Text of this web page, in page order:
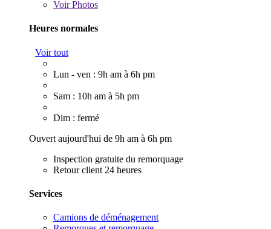
VoirPhotos
Heures normales
Voir tout
Lun - ven : 9h am à 6h pm
Sam : 10h am à 5h pm
Dim : fermé
Ouvert aujourd'hui de 9h am à 6h pm
Inspection gratuite du remorquage
Retour client 24 heures
Services
Camions de déménagement